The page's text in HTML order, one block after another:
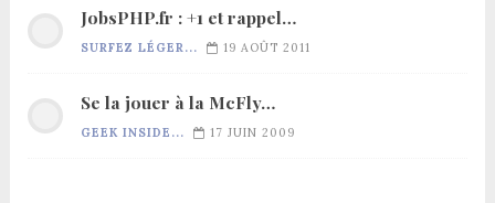
JobsPHP.fr : +1 et rappel…
SURFEZ LÉGER... 19 AOÛT 2011
Se la jouer à la McFly…
GEEK INSIDE... 17 JUIN 2009